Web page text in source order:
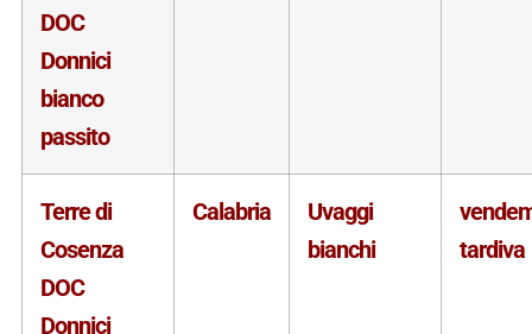
DOC
Donnici
bianco
passito
Terre di
Cosenza
DOC
Donnici
Calabria
Uvaggi
bianchi
tardiva